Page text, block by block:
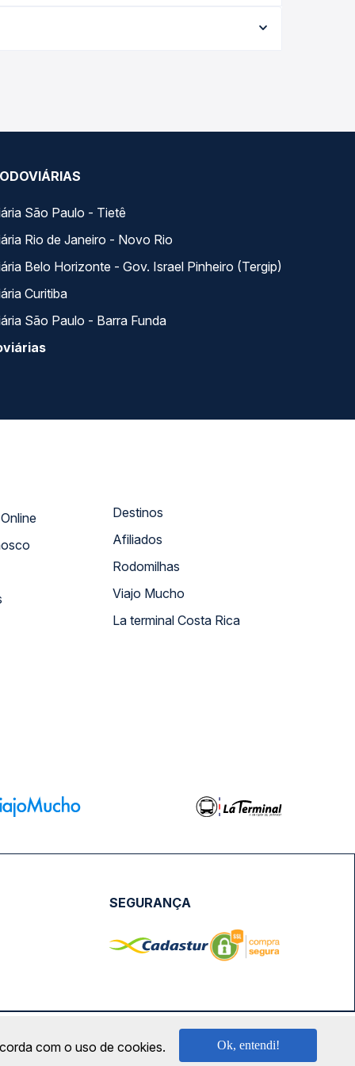
real e garante a melhor oferta para o seu
São Paulo - Tietê
Rio de Janeiro - Novo Rio
Belo Horizonte - Gov. Israel Pinheiro (Tergip)
Curitiba
São Paulo - Barra Funda
Atendimento Online
Destinos
Afiliados
Rodomilhas
Viajo Mucho
La terminal Costa Rica
SEGURANÇA
0001-57 | saconibus@queropassagem.com.br
com o uso de cookies. Ok, entendi!